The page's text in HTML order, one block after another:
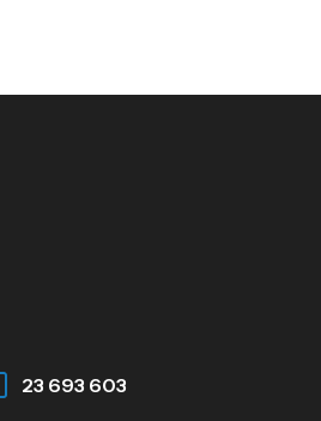
23 693 603